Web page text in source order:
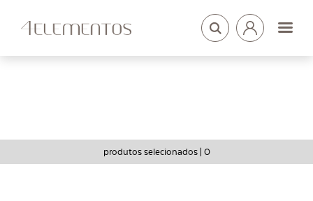
LOGIN
ARQUITETOS
produtos selecionados | 0